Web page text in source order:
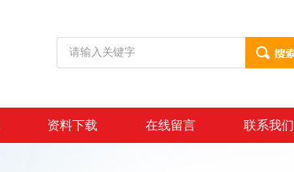
资料下载 在线留言 联系我们